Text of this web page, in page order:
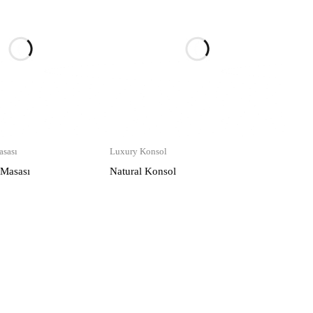
Luxury Konsol
Natural Konsol